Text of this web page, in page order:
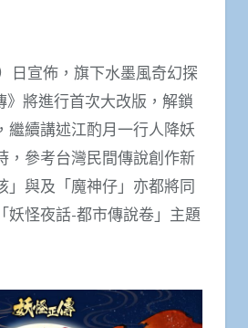
日宣佈，旗下水墨風奇幻探
》將進行首次大改版，解鎖
繼續講述江酌月一行人降妖
，參考台灣民間傳說創作新
」與及「魔神仔」亦都將同
妖怪夜話-都市傳說卷」主題